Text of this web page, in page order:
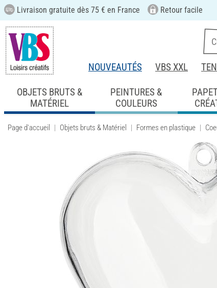
Livraison gratuite dès 75 € en France Retour facile
NOUVEAUTÉS VBS XXL
OBJETS BRUTS &
MATÉRIEL
PEINTURES &
COULEURS
Page d'accueil Objets bruts & Matériel Formes en plastique